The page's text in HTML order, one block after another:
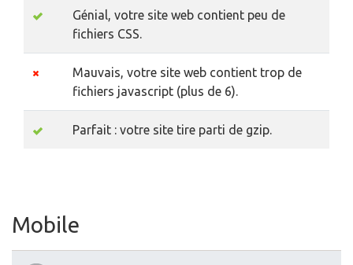
Génial, votre site web contient peu de
fichiers CSS.
Mauvais, votre site web contient trop de
fichiers javascript (plus de 6).
Parfait : votre site tire parti de gzip.
Mobile